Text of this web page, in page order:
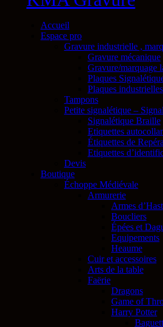
Accueil
Espace pro
Gravure industrielle ,
Gravure mécanique
Gravure/marquage
Plaques
Plaques industrielles
Tampons
Petite signalétique –
Signalétique Braille
Etiquettes
Étiquettes de
Etiquettes
Devis
Boutique
Échoppe Médiévale
Armurerie
Armes d’Hast
Boucliers
Épées et
Equipements
Heaume
Cuir et accessoires
Arts de la table
Faërie
Dragons
Game of
Harry Potter